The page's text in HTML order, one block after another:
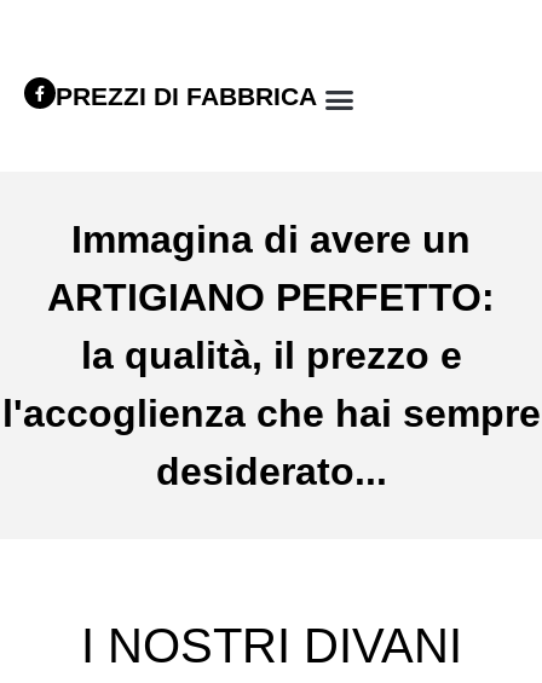
PREZZI DI FABBRICA
Immagina di avere un
ARTIGIANO PERFETTO:
la qualità, il prezzo e
l'accoglienza che hai sempre
desiderato...
I NOSTRI DIVANI